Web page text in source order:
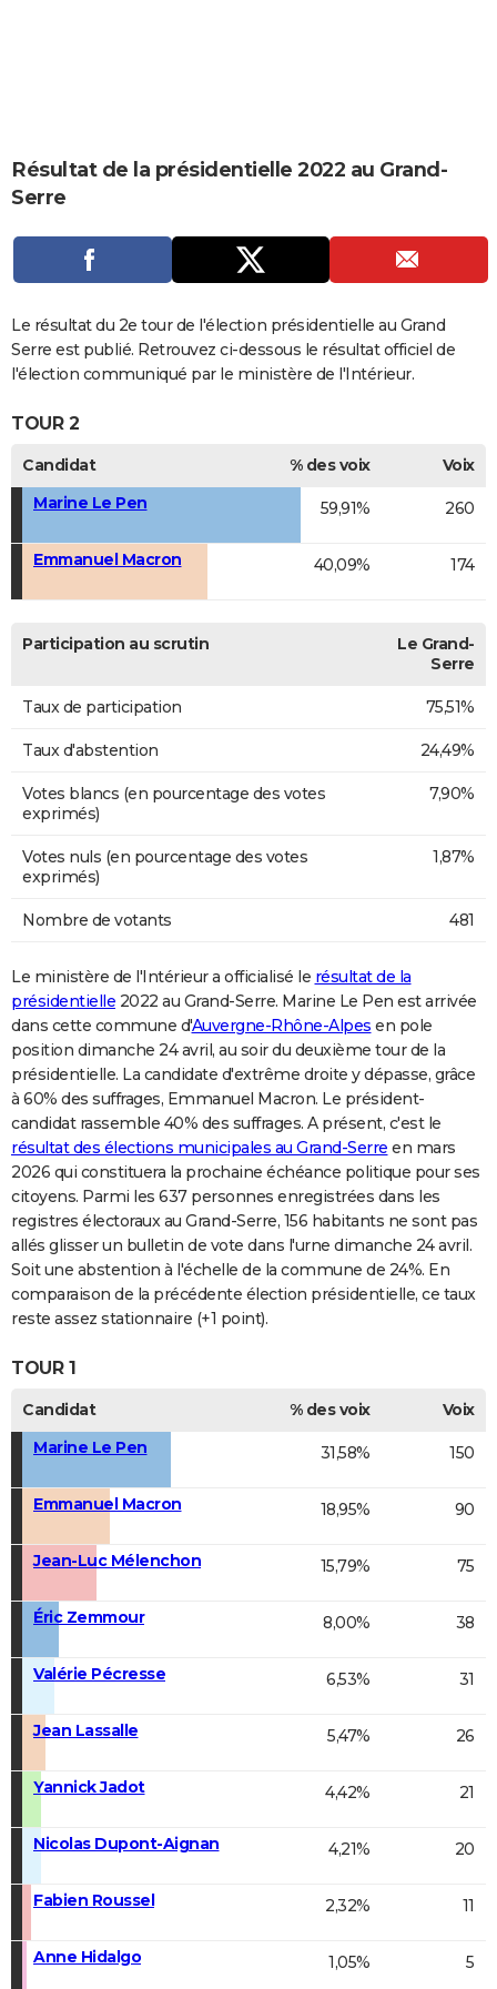
CARTE DE VOEUX
Carte de Noël
Carte Bonne année
Carte Saint-Valentin
Carte Pâques
Carte d'anniversaire
DICTIONNAIRE
Dictionnaire
Biographies
Expressions
Proverbes
PROGRAMME TV
S'inscrire
Se connecter
Lycées
Collèges
Primaires
Universités
Entreprises
Service militaire
Avis de recherche
AVIS DE DÉCÈS
Bricolage
Lifestyle
Culture
Sport
Auto
Television
Voyage
Cinema
Résultat de la présidentielle 2022 au Grand-
Serre
Le résultat du 2e tour de l'élection présidentielle au Grand
Serre est publié. Retrouvez ci-dessous le résultat officiel de
l'élection communiqué par le ministère de l'Intérieur.
TOUR 2
Candidat % des voix
Voix
Marine Le Pen
59,91% 260
Emmanuel Macron 40,09% 174
Participation au scrutin
Le Grand-
Serre
Taux de participation 75,51%
Taux d'abstention 24,49%
Votes blancs (en pourcentage des votes
exprimés)
7,90%
Votes nuls (en pourcentage des votes
exprimés)
1,87%
Nombre de votants 481
Le ministère de l'Intérieur a officialisé le résultat de la
présidentielle 2022 au Grand-Serre. Marine Le Pen est arrivée
dans cette commune d'Auvergne-Rhône-Alpes en pole
position dimanche 24 avril, au soir du deuxième tour de la
présidentielle. La candidate d'extrême droite y dépasse, grâce
à 60% des suffrages, Emmanuel Macron. Le président-
candidat rassemble 40% des suffrages. A présent, c'est le
résultat des élections municipales au Grand-Serre en mars
2026 qui constituera la prochaine échéance politique pour ses
citoyens. Parmi les 637 personnes enregistrées dans les
registres électoraux au Grand-Serre, 156 habitants ne sont pas
allés glisser un bulletin de vote dans l'urne dimanche 24 avril.
Soit une abstention à l'échelle de la commune de 24%. En
comparaison de la précédente élection présidentielle, ce taux
reste assez stationnaire (+1 point).
TOUR 1
Candidat % des voix
Voix
Marine Le Pen
31,58% 150
Emmanuel Macron 18,95% 90
Jean-Luc Mélenchon 15,79% 75
Éric Zemmour 8,00% 38
Valérie Pécresse 6,53% 31
Jean Lassalle 5,47% 26
Yannick Jadot 4,42% 21
Nicolas Dupont-Aignan 4,21% 20
Fabien Roussel 2,32% 11
Anne Hidalgo 1,05% 5